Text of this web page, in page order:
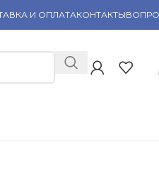
И ОПЛАТАКОНТАКТЫ